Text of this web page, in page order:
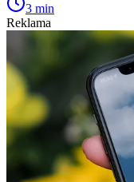
3 min
Reklama